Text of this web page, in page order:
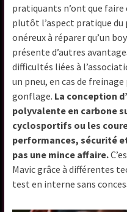
pratiquants n’ont que
plutôt l’aspect pratique
onéreux à réparer qu’un
présente d’autres
difficultés liées à
un pneu, en cas de
gonflage. La conception
polyvalente en carbone
cyclosportifs ou les
performances, sécurité
pas une mince affaire.
Mavic grâce à différentes
test en interne sans